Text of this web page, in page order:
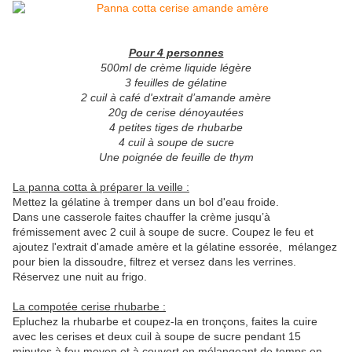
Pour 4 personnes
500ml de crème liquide légère
3 feuilles de gélatine
2 cuil à café d'extrait d’amande amère
20g de cerise dénoyautées
4 petites tiges de rhubarbe
4 cuil à soupe de sucre
Une poignée de feuille de thym
La panna cotta à préparer la veille :
Mettez la gélatine à tremper dans un bol d'eau froide.
Dans une casserole faites chauffer la crème jusqu’à
frémissement avec 2 cuil à soupe de sucre. Coupez le feu et
ajoutez l'extrait d'amade amère et la gélatine essorée, mélangez
pour bien la dissoudre, filtrez et versez dans les verrines.
Réservez une nuit au frigo.
La compotée cerise rhubarbe :
Epluchez la rhubarbe et coupez-la en tronçons, faites la cuire
avec les cerises et deux cuil à soupe de sucre pendant 15